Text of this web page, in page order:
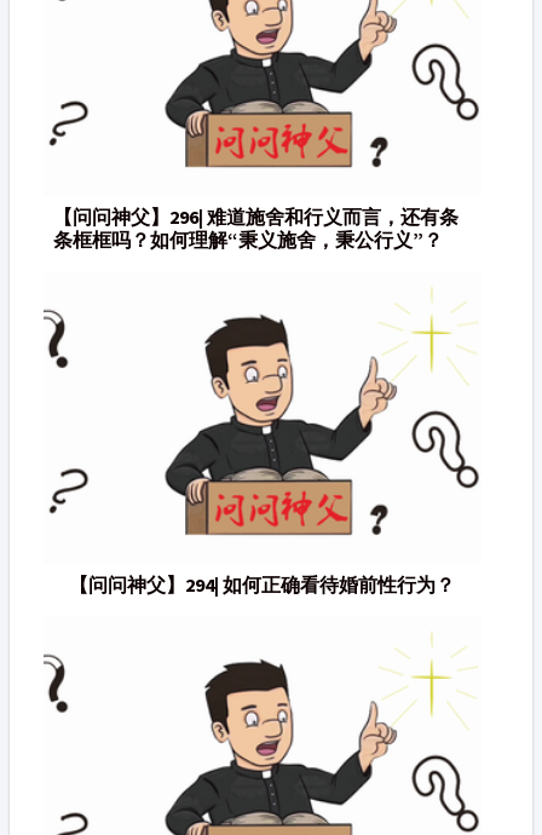
【问问神父】296| 难道施舍和行义而言，还有条
条框框吗？如何理解“秉义施舍，秉公行义”？
【问问神父】294| 如何正确看待婚前性行为？